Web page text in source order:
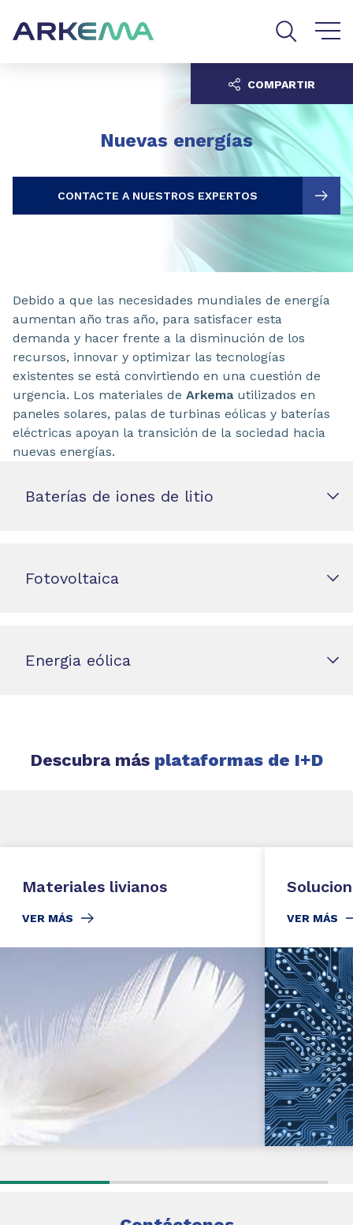
Nuevas energías
CONTACTE A NUESTROS EXPERTOS
COMPARTIR
Debido a que las necesidades mundiales de energía
aumentan año tras año, para satisfacer esta
demanda y hacer frente a la disminución de los
recursos, innovar y optimizar las tecnologías
existentes se está convirtiendo en una cuestión de
urgencia. Los materiales de Arkema utilizados en
paneles solares, palas de turbinas eólicas y baterías
eléctricas apoyan la transición de la sociedad hacia
nuevas energías.
Baterías de iones de litio
Fotovoltaica
Energia eólica
Descubra más plataformas de I+D
Materiales livianos
VER MÁS VER MÁS